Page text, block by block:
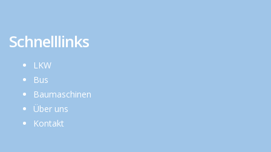
Schnelllinks
LKW
Bus
Baumaschinen
Über uns
Kontakt